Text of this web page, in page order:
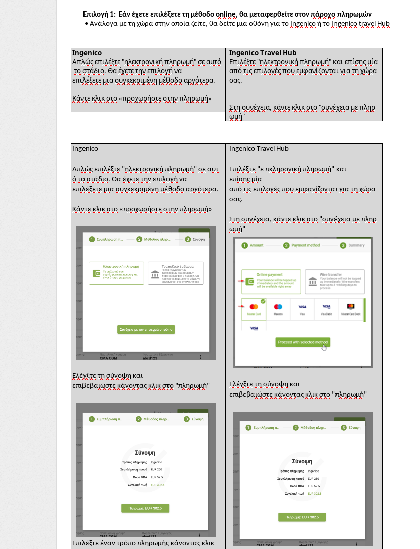
Επιλογή 1: Εάν έχετε επιλέξετε τη μέθοδο online, θα μεταφερθείτε στον πάροχο πληρωμών
• Ανάλογα με τη χώρα στην οποία ζείτε, θα δείτε μια οθόνη για το Ingenico ή το Ingenico travel Hub
Ingenico
Απλώςεπιλέξτε "ηλεκτρονικήπληρωμή"σεαυτό
τοστάδιο. Θαέχετετηνεπιλογήνα
επιλέξετε μιασυγκεκριμένη μέθοδοαργότερα.
Κάντε κλικστο«προχωρήστεστηνπληρωμή»
Ingenico Travel Hub
Επιλέξτε "ηλεκτρονικήπληρωμή" και επίσης μία
απότιςεπιλογέςπουεμφανίζονταιγιατηχώρα
σας.
Στησυνέχεια, κάντε κλικστο "συνέχεια μεπληρ
ωμή"
Ingenico
Απλώς επιλέξτε "ηλεκτρονική πληρωμή" σε αυτ
ό το στάδιο. Θα έχετε την επιλογή να
επιλέξετε μια συγκεκριμένη μέθοδο αργότερα.
Κάντε κλικ στο «προχωρήστε στην πληρωμή»
Ελέγξτε τη σύνοψη και
επιβεβαιώστε κάνοντας κλικ στο "πληρωμή"
Επιλέξτε έναν τρόπο πληρωμής κάνοντας κλικ
Ingenico Travel Hub
Επιλέξτε "ε πκληρονική πληρωμή" και
επίσης μία
απότις επιλογές που εμφανίζονται γιατη χώρα
σας.
Στη συνέχεια, κάντε κλικ στο "συνέχεια με πληρ
ωμή"
Ελέγξτε τη σύνοψη και
επιβεβαιώστε κάνοντας κλικ στο "πληρωμή"